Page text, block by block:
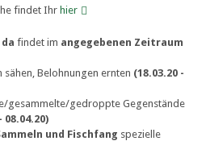
findet Ihr hier
findet im angegebenen Zeitraum
sähen, Belohnungen ernten (18.03.20 -
gesammelte/gedroppte Gegenstände
08.04.20)
und Fischfang spezielle